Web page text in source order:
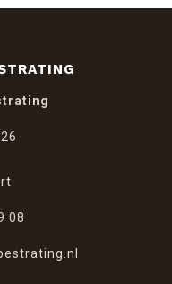
08